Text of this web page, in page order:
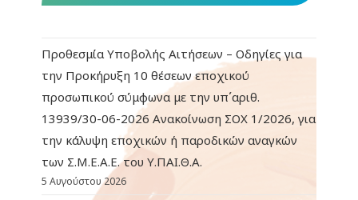
Προθεσμία Υποβολής Αιτήσεων – Οδηγίες για
την Προκήρυξη 10 θέσεων εποχικού
προσωπικού σύμφωνα με την υπ΄αριθ.
13939/30-06-2026 Ανακοίνωση ΣΟΧ 1/2026, για
την κάλυψη εποχικών ή παροδικών αναγκών
των Σ.Μ.Ε.Α.Ε. του Υ.ΠΑΙ.Θ.Α.
5 Αυγούστου 2026